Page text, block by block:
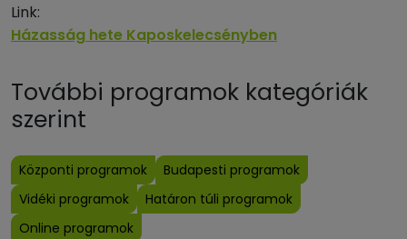
Link:
Házasság hete Kaposkelecsényben
További programok kategóriák
szerint
Központi programok
Budapesti programok
Vidéki programok
Határon túli programok
Online programok